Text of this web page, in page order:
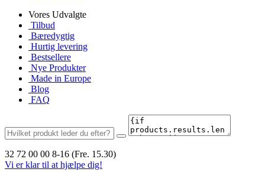
Vores Udvalgte
Tilbud
Bæredygtig
Hurtig levering
Bestsellere
Nye Produkter
Made in Europe
Blog
FAQ
32 72 00 00 8-16 (Fre. 15.30)
Vi er klar til at hjælpe dig!